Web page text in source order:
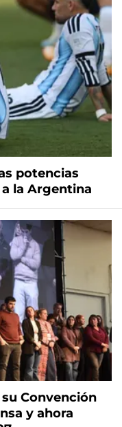
potencias
la Argentina
Convención
y ahora